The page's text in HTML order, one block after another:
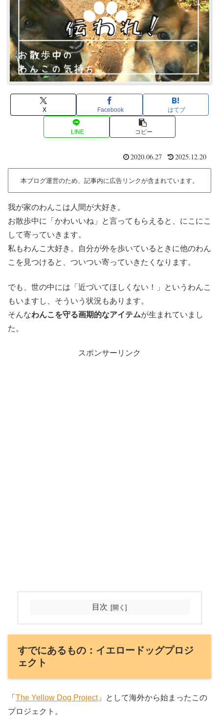
X Facebook はてブ
LINE コピー
2020.06.27 2025.12.20
本ブログ運営のため、記事内に広告リンクが含まれています。
我が家のわんこは人間が大好き。
お散歩中に「かわいいね」と言ってもらえると、にこにこ
して寄っていきます。
私もわんこ大好き。自分が外を歩いているときに他のわん
こを見つけると、ついつい寄っていきたくなります。
でも、世の中には「近づいてほしくない！」というわんこ
もいますし、そういう状況もあります。
そんなわんこを守る画期的なアイテムが生まれていまし
た。
スポンサーリンク
目次
すでにあるもの：イエロードッグプロジ
ェクト
「 The Yellow Dog Project」として海外から始まったこの
プロジェクト。